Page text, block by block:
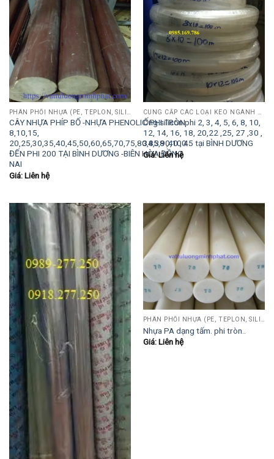
CÂY NHỰA PHÍP BỐ -NHỰA PHENOLIC PHI TRÒN
8,10,15,
20,25,30,35,40,45,50,60,65,70,75,80,85,90,100…
ĐẾN PHI 200 TẠI BÌNH DƯƠNG -BIÊN HÒA ĐỒNG
NAI
Giá: Liên hệ
Ống silicon phi 2, 3, 4, 5, 6, 8, 10,
12, 14, 16, 18, 20,22 ,25, 27 ,30 ,
34,38 ,40 , 45 tại BÌNH DƯƠNG
Giá: Liên hệ
PHÂN PHỐI NHỰA (PE, TEPLON, SILICON, PHÍP CÁCH ĐIỆN, POM...)
Nhựa PA dạng tấm. phi tròn..
Giá: Liên hệ